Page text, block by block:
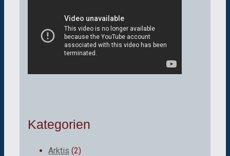
Kategorien
Arktis (2)